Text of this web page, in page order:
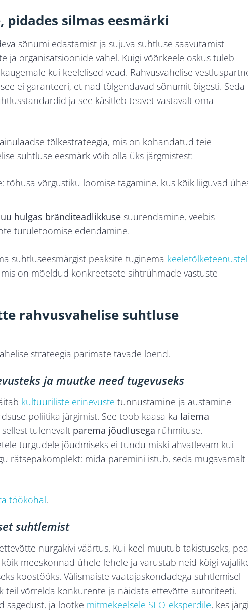
pidades silmas eesmärki
sõnumi edastamist ja sujuva suhtluse saavutamist
ja organisatsioonide vahel. Kuigi võõrkeele oskus tuleb
kui keelelised vead. Rahvusvahelise
ei garanteeri, et nad tõlgendavad sõnumit õigesti. Seda
ja see käsitleb teavet vastavalt oma
tõlkestrateegia, mis on kohandatud teie
suhtluse eesmärk võib olla üks järgmistest:
tõhusa võrgustiku loomise tagamine, kus kõik liiguvad
hulgas bränditeadlikkuse suurendamine, veebis
turuletoomise edendamine.
suhtluseesmärgist peaksite tuginema
on mõeldud konkreetsete sihtrühmade vastuste
rahvusvahelise suhtluse
strateegia parimate tavade loend.
ja muutke need tugevuseks
kultuuriliste erinevuste tunnustamine ja austamine
poliitika järgimist. See toob kaasa ka laiema
sellest tulenevalt parema jõudlusega rühmituse.
turgudele jõudmiseks ei tundu miski ahvatlevam kui
rätsepakomplekt: mida paremini istub, seda mugavamalt
töökohal.
suhtlemist
nurgakivi väärtus. Kui keel muutub takistuseks,
meeskonnad ühele lehele ja varustab neid kõigi
koostööks. Välismaiste vaatajaskondadega suhtlemisel
teil võrrelda konkurente ja näidata ettevõtte autoriteeti.
sagedust, ja lootke mitmekeelsele SEO-eksperdile, kes